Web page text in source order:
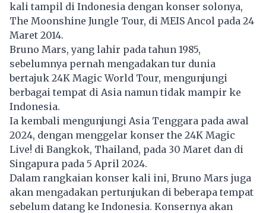
kali tampil di Indonesia dengan konser solonya,
The Moonshine Jungle Tour, di MEIS Ancol pada 24
Maret 2014.
Bruno Mars, yang lahir pada tahun 1985,
sebelumnya pernah mengadakan tur dunia
bertajuk 24K Magic World Tour, mengunjungi
berbagai tempat di Asia namun tidak mampir ke
Indonesia.
Ia kembali mengunjungi Asia Tenggara pada awal
2024, dengan menggelar konser the 24K Magic
Live! di Bangkok, Thailand, pada 30 Maret dan di
Singapura pada 5 April 2024.
Dalam rangkaian konser kali ini, Bruno Mars juga
akan mengadakan pertunjukan di beberapa tempat
sebelum datang ke Indonesia. Konsernya akan